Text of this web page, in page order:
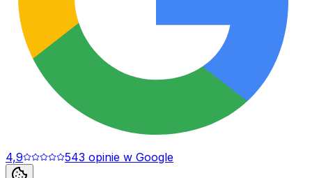
4,9 543 opinie w Google